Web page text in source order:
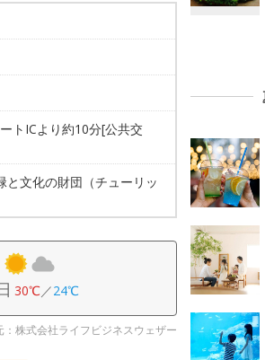
トICより約10分[公共交
文化の財団（チューリッ
30℃／24℃
：株式会社ライフビジネスウェザー